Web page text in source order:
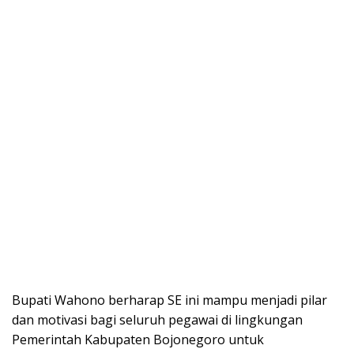
Bupati Wahono berharap SE ini mampu menjadi pilar
dan motivasi bagi seluruh pegawai di lingkungan
Pemerintah Kabupaten Bojonegoro untuk